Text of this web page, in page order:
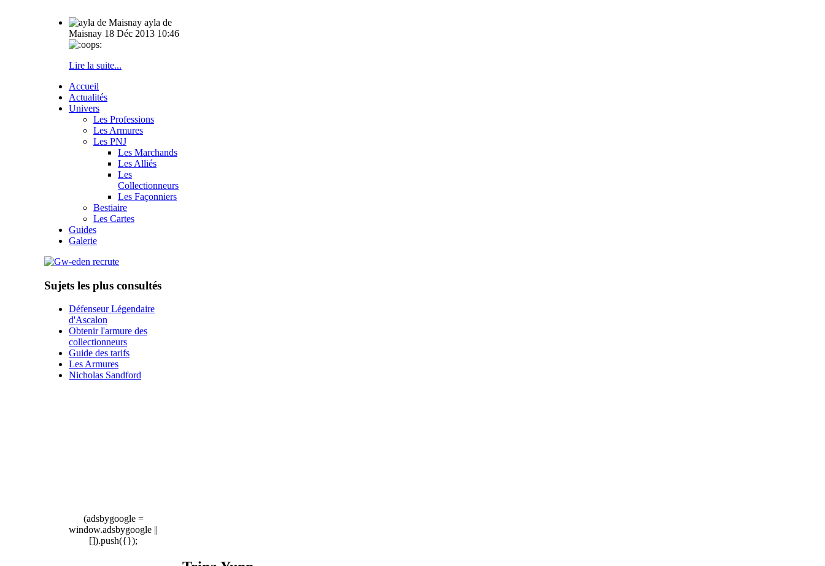
ayla de
Maisnay 18 Déc 2013 10:46
Lire la suite...
Accueil
Actualités
Univers
Les Professions
Les Armures
Les PNJ
Les Marchands
Les Alliés
Les
Collectionneurs
Les Façonniers
Bestiaire
Les Cartes
Guides
Galerie
Sujets les plus consultés
Défenseur Légendaire
d'Ascalon
Obtenir l'armure des
collectionneurs
Guide des tarifs
Les Armures
Nicholas Sandford
(adsbygoogle =
window.adsbygoogle ||
[]).push({});